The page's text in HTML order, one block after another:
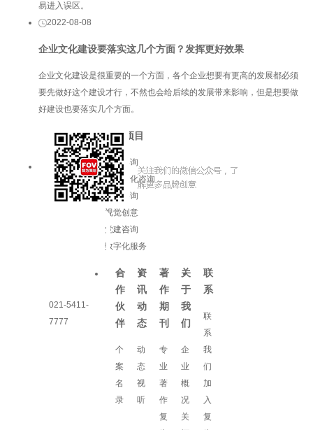
易进入误区。
2022-08-08
企业文化建设要落实这几个方面？发挥更好效果
企业文化建设是很重要的一个方面，各个企业想要有更高的发展都必须
要先做好这个建设才行，不然也会给后续的发展带来影响，但是想要做
好建设也要落实几个方面。
021-5411-
7777
服务项目
品牌咨询
企业文化咨询
增长咨询
视觉创意
党建咨询
数字化服务
合
作
伙
伴
个
案
名
录
资
讯
动
态
动
态
视
听
著
作
期
刊
专
业
著
作
复
关
于
我
们
企
业
概
况
关
联
系
联
系
我
们
加
入
复